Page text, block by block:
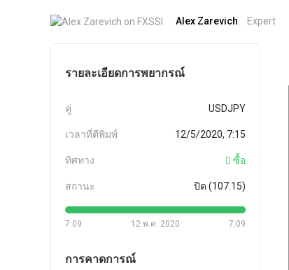
Alex Zarevich Expert
รายละเอียดการพยากรณ์
คู่ USDJPY
เวลาที่ตีพิมพ์ 12/5/2020, 7:15
ทิศทาง ซื้อ
สถานะ ปิด (107.15)
7:09 7:09
12 พ.ค. 2020
การคาดการณ์